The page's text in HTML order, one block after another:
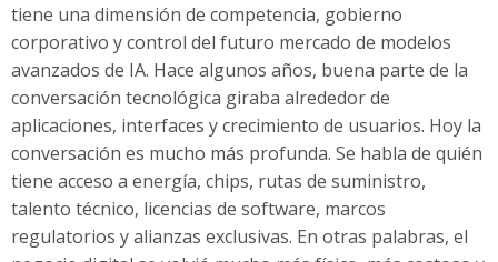
tiene una dimensión de competencia, gobierno
corporativo y control del futuro mercado de modelos
avanzados de IA. Hace algunos años, buena parte de la
conversación tecnológica giraba alrededor de
aplicaciones, interfaces y crecimiento de usuarios. Hoy la
conversación es mucho más profunda. Se habla de quién
tiene acceso a energía, chips, rutas de suministro,
talento técnico, licencias de software, marcos
regulatorios y alianzas exclusivas. En otras palabras, el